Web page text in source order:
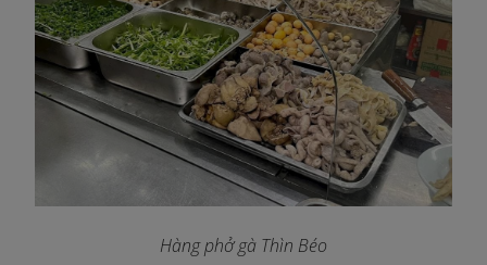
Hàng phở gà Thìn Béo